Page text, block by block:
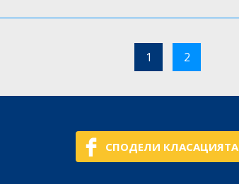
1 2
СПОДЕЛИ КЛАСАЦИЯТА